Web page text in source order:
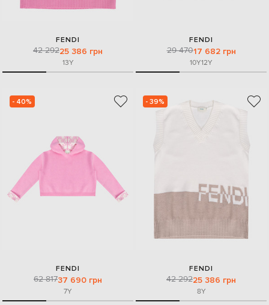
FENDI
42 29225 386 грн
13Y
FENDI
29 47017 682 грн
10Y12Y
- 40%
FENDI
62 81737 690 грн
7Y
- 39%
FENDI
42 29225 386 грн
8Y